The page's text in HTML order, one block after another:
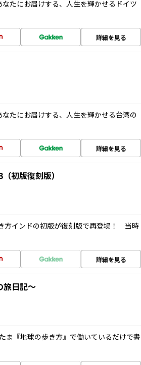
たにお届けする、人生を輝かせるドイツ
詳細を見る
たにお届けする、人生を輝かせる台湾の
詳細を見る
初版復刻版）
方インドの初版が復刻版で再登場！ 当時
詳細を見る
旅日記～
ま『地球の歩き方』で働いているだけで書